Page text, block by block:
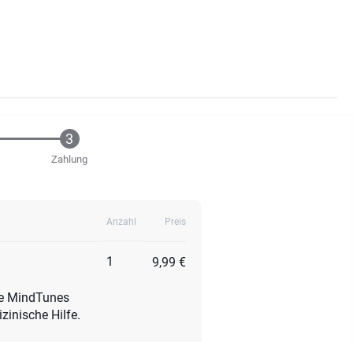
Zahlung
Anzahl Preis
MindTunes
Hilfe.
1 9,99 €